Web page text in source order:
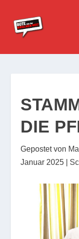
DIE
Gepostet von
Januar 2025